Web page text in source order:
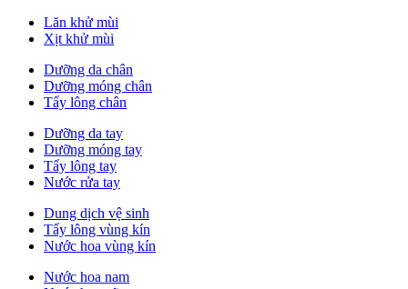
Lăn khử mùi
Xịt khử mùi
Dưỡng da chân
Dưỡng móng chân
Tẩy lông chân
Dưỡng da tay
Dưỡng móng tay
Tẩy lông tay
Nước rửa tay
Dung dịch vệ sinh
Tẩy lông vùng kín
Nước hoa vùng kín
Nước hoa nam